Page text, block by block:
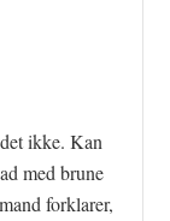
ikke. Kan
med brune
forklarer,